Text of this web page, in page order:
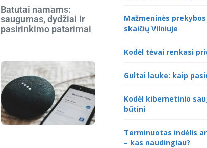
Batutai namams:
saugumas, dydžiai ir
pasirinkimo patarimai
Mažmeninės
skaičių Vilniuje
Kodėl tėvai renkasi
Gultai lauke: kaip
Kodėl kibernetinio
būtini
Terminuotas indėlis
– kas naudingiau?